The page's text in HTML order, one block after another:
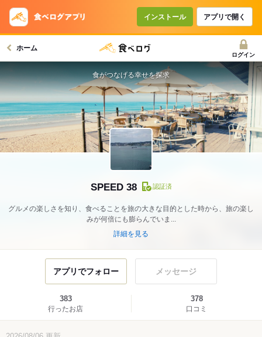
インストール アプリで開く
ホーム
ログイン
SPEED 38 認証済
グルメの楽しさを知り、食べることを旅の大きな目的とした時から、旅の楽し
みが何倍にも膨らんでいま...
詳細を見る
食がつなげる幸せを探求
アプリでフォロー メッセージ
383
行ったお店
378
口コミ